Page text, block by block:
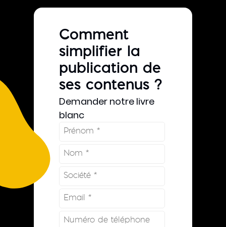
Comment
simplifier la
publication de
ses contenus ?
Demander notre livre
blanc